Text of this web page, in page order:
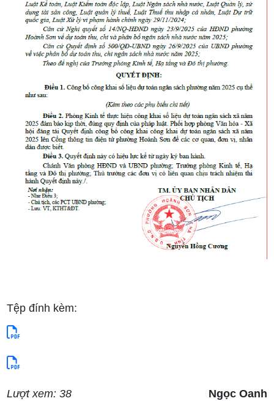
Tệp đính kèm:
Lượt xem: 38 Ngọc Oanh